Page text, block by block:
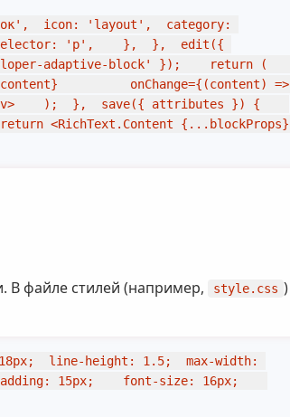
icon: 'layout',  category:
'p',    },  },  edit({
adaptive-block' });    return (
onChange={(content) =>
);  },  save({ attributes }) {
<RichText.Content {...blockProps}
В файле стилей (например, style.css )
line-height: 1.5;  max-width:
15px;    font-size: 16px;